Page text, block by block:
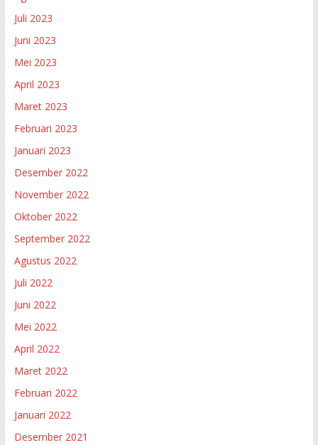
Juli 2023
Juni 2023
Mei 2023
April 2023
Maret 2023
Februari 2023
Januari 2023
Desember 2022
November 2022
Oktober 2022
September 2022
Agustus 2022
Juli 2022
Juni 2022
Mei 2022
April 2022
Maret 2022
Februari 2022
Januari 2022
Desember 2021